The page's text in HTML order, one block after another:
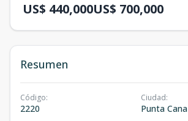
US$ 440,000US$ 700,000
Resumen
Código:
2220
Ciudad:
Punta Cana